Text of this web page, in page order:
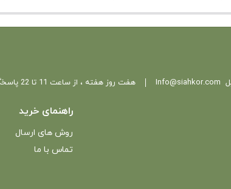
Info@siahkor.com هفت روز هفته ، از ساعت 11 تا 22 پاسخگوی شما هستیم.
راهنمای خرید
روش های ارسال
تماس با ما